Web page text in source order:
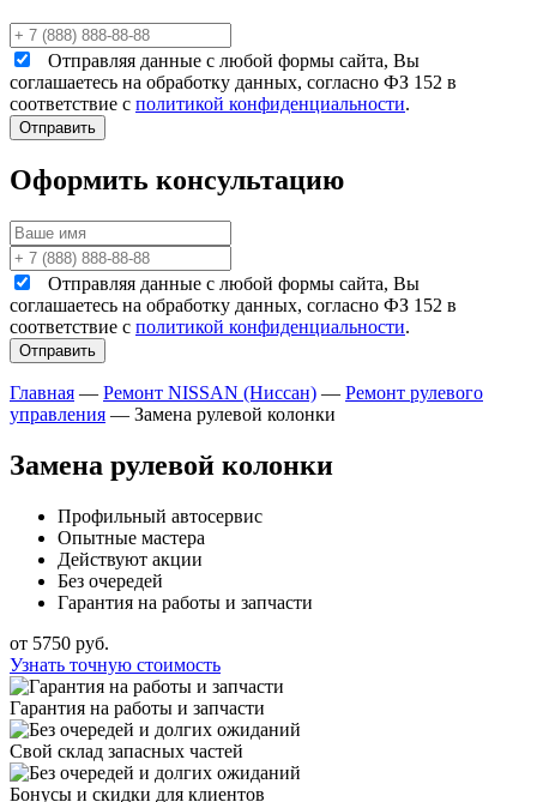
Отправляя данные с любой формы сайта, Вы
соглашаетесь на обработку данных, согласно ФЗ 152 в
соответствие с политикой конфиденциальности.
Оформить консультацию
Отправляя данные с любой формы сайта, Вы
соглашаетесь на обработку данных, согласно ФЗ 152 в
соответствие с политикой конфиденциальности.
Главная — Ремонт NISSAN (Ниссан) — Ремонт рулевого
управления — Замена рулевой колонки
Замена рулевой колонки
Профильный автосервис
Опытные мастера
Действуют акции
Без очередей
Гарантия на работы и запчасти
от 5750 руб.
Узнать точную стоимость
Гарантия на работы и запчасти
Свой склад запасных частей
Бонусы и скидки для клиентов